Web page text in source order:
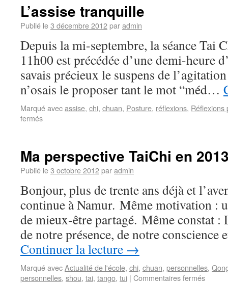
L’assise tranquille
Publié le3 décembre 2012paradmin
Depuis la mi-septembre, la séance Tai
11h00 est précédée d’une demi-heure
savais précieux le suspens de
n’osais le proposer tant le mot “méd…
Marqué avecassise, chi, chuan, Posture, réflexions, Réflexions
fermés
Ma perspective TaiChi en
Publié le3 octobre 2012paradmin
Bonjour, plus de trente ans déjà et
continue à Namur. Même motivation :
de mieux-être partagé. Même constat :
de notre présence, de notre
Continuer la lecture →
Marqué avecActualité de l'école, chi, chuan, personnelles,
personnelles, shou, tai, tango, tui | Commentaires fermés